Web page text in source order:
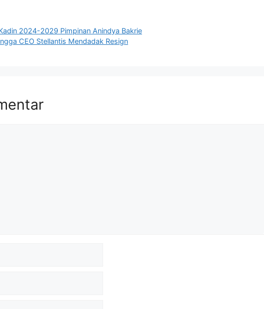
2024-2029 Pimpinan Anindya Bakrie
CEO Stellantis Mendadak Resign